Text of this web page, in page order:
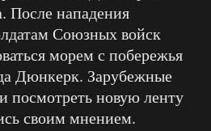
После нападения
Союзных войск
морем с побережья
Дюнкерк. Зарубежные
посмотреть новую ленту
своим мнением.